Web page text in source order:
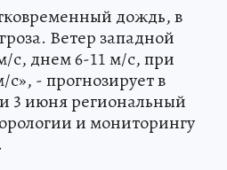
дождь, в
Ветер западной
с, днем 6-11 м/с, при
с», - прогнозирует в
3 июня региональный
и мониторингу